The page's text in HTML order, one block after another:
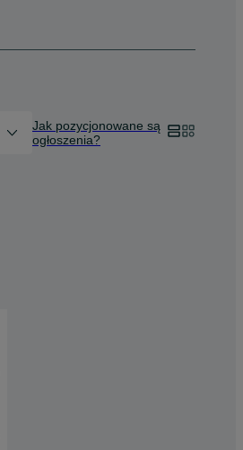
Jak pozycjonowane są
ogłoszenia?